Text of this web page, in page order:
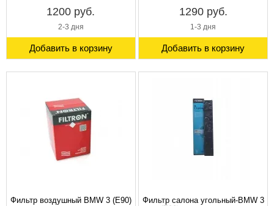
1200 руб.
2-3 дня
Добавить в корзину
1290 руб.
1-3 дня
Добавить в корзину
Фильтр воздушный BMW 3 (E90)
Фильтр салона угольный-BMW 3